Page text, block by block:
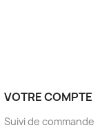
VOTRE COMPTE
Suivi de commande